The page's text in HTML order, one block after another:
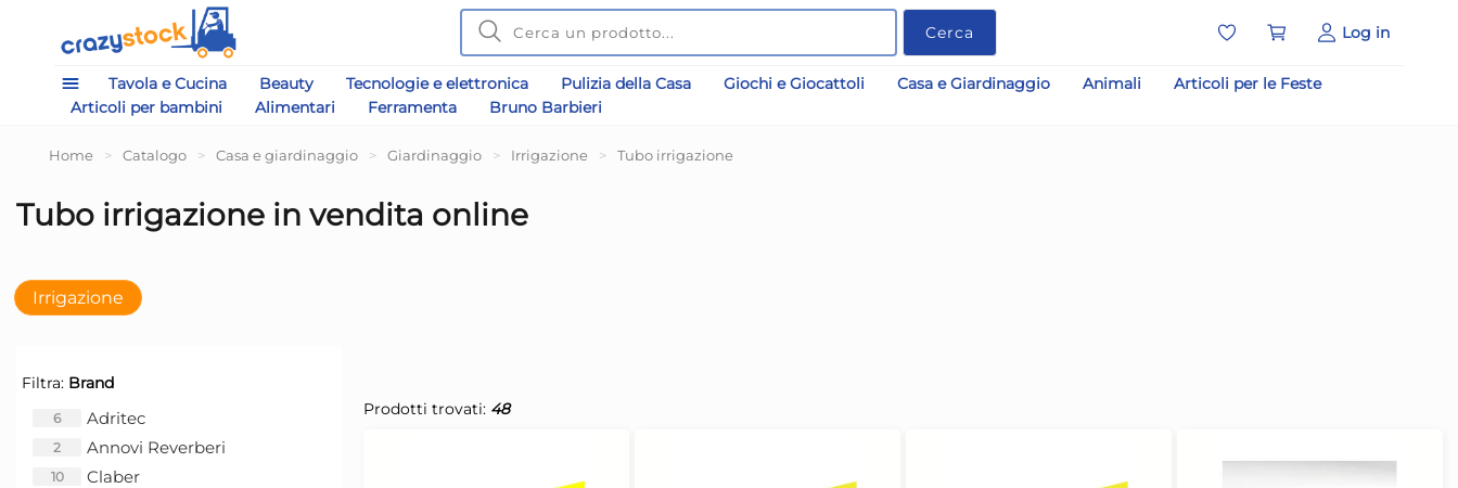
Cerca Log in
Tavola e Cucina Beauty Tecnologie e elettronica Pulizia della Casa Giochi e Giocattoli Casa e Giardinaggio Animali
Articoli per le Feste
Articoli per bambini
Alimentari Ferramenta Bruno Barbieri
Home > Catalogo > Casa e giardinaggio > Giardinaggio > Irrigazione > Tubo irrigazione
Tubo irrigazione in vendita online
Irrigazione
Filtra: Brand
6 Adritec
2 Annovi Reverberi
10 Claber
Prodotti trovati: 48